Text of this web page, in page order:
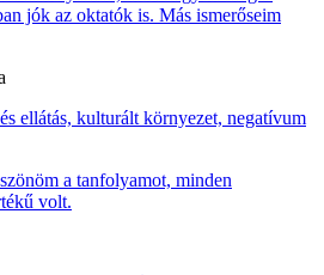
jók az oktatók is. Más ismerőseim
ellátás, kulturált környezet, negatívum
a tanfolyamot, minden
volt.